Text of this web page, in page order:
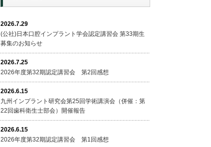
2026.7.29
(公社)日本口腔インプラント学会認定講習会 第33期生
募集のお知らせ
2026.7.25
2026年度第32期認定講習会 第2回感想
2026.6.15
九州インプラント研究会第25回学術講演会（併催：第
22回歯科衛生士部会）開催報告
2026.6.15
2026年度第32期認定講習会 第1回感想